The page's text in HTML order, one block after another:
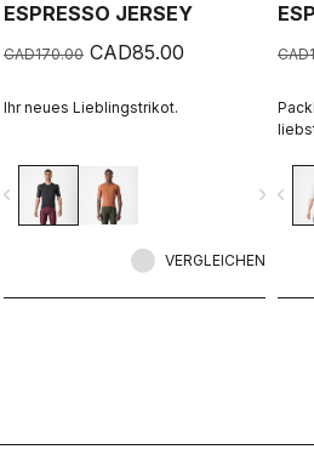
ESPRESSO JERSEY
CAD170.00 CAD85.00
Ihr neues Lieblingstrikot.
navigate_next
VERGLEICHEN
ist
navigate_before